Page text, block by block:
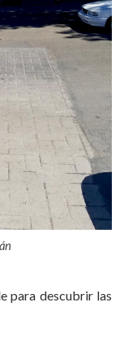
para descubrir las